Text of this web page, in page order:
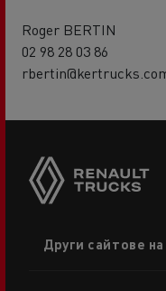
Roger BERTIN
02 98 28 03 86
menu
Други сайтове